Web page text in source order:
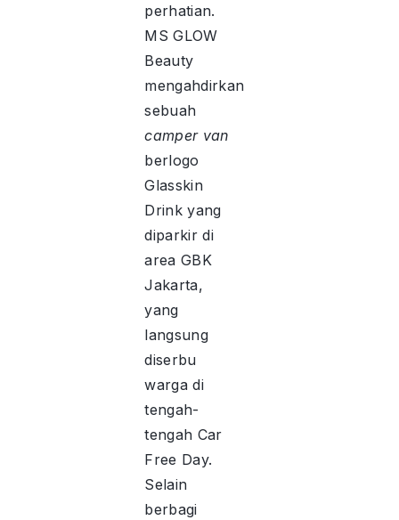
perhatian.
MS GLOW
Beauty
mengahdirkan
sebuah
camper van
berlogo
Glasskin
Drink yang
diparkir di
area GBK
Jakarta,
yang
langsung
diserbu
warga di
tengah-
tengah Car
Free Day.
Selain
berbagi